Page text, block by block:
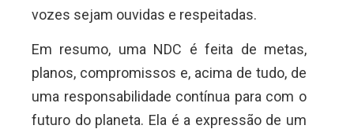
vozes sejam ouvidas e respeitadas.
Em resumo, uma NDC é feita de metas,
planos, compromissos e, acima de tudo, de
uma responsabilidade contínua para com o
futuro do planeta. Ela é a expressão de um